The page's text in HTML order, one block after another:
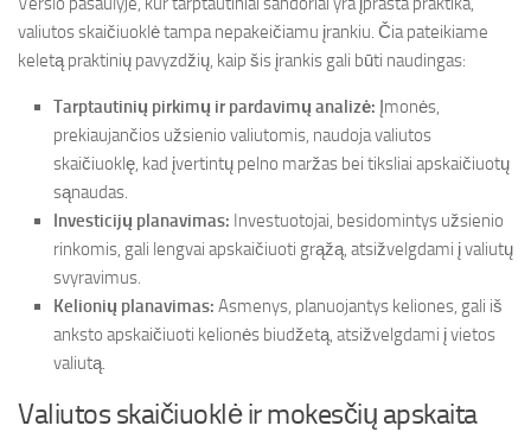
valiutos skaičiuoklė tampa nepakeičiamu įrankiu. Čia pateikiame
keletą praktinių pavyzdžių, kaip šis įrankis gali būti naudingas:
Tarptautinių pirkimų ir pardavimų analizė: Įmonės,
prekiaujančios užsienio valiutomis, naudoja valiutos
skaičiuoklę, kad įvertintų pelno maržas bei tiksliai apskaičiuotų
sąnaudas.
Investicijų planavimas: Investuotojai, besidomintys užsienio
rinkomis, gali lengvai apskaičiuoti grąžą, atsižvelgdami į valiutų
svyravimus.
Kelionių planavimas: Asmenys, planuojantys keliones, gali iš
anksto apskaičiuoti kelionės biudžetą, atsižvelgdami į vietos
valiutą.
Valiutos skaičiuoklė ir mokesčių apskaita